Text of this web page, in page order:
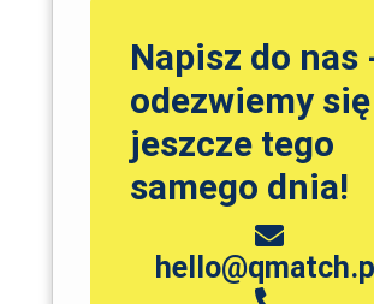
Napisz do nas
odezwiemy się
jeszcze tego
samego dnia!
hello@qmatch.pl